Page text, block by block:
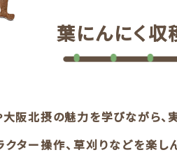
葉にんにく収
大阪北摂の魅力を学びながら、
クター操作、草刈りなどを楽し